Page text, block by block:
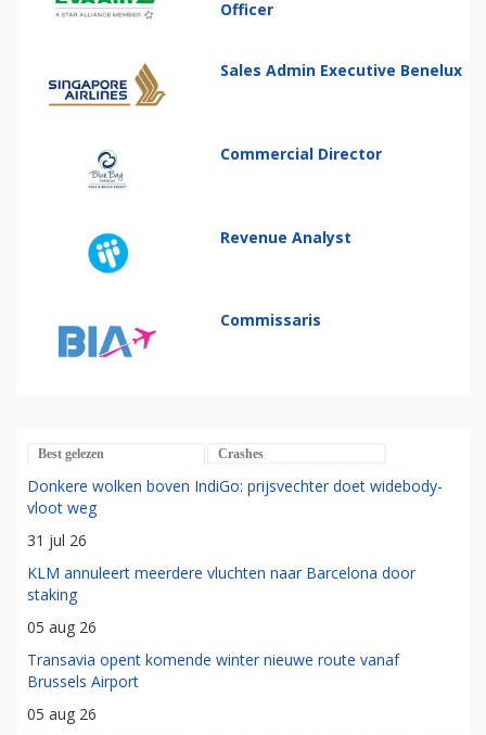
Officer
Sales Admin Executive Benelux
Commercial Director
Revenue Analyst
Commissaris
Best gelezen Crashes
Donkere wolken boven IndiGo: prijsvechter doet widebody-
vloot weg
31 jul 26
KLM annuleert meerdere vluchten naar Barcelona door
staking
05 aug 26
Transavia opent komende winter nieuwe route vanaf
Brussels Airport
05 aug 26